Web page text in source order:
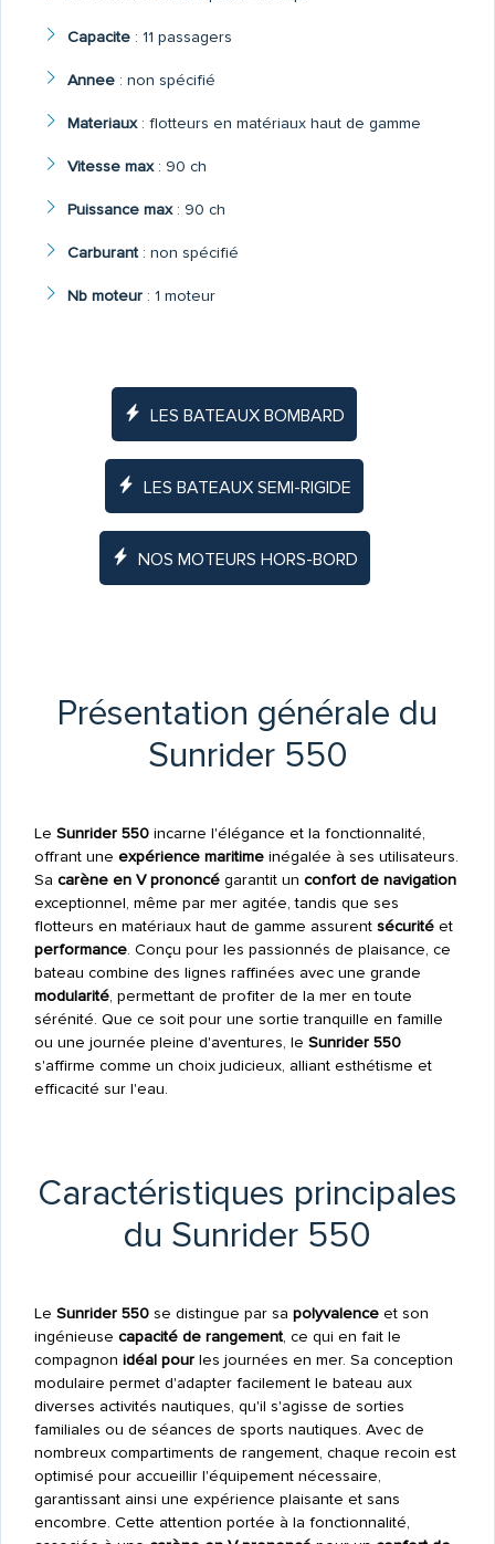
Capacite: 11 passagers
Annee: non spécifié
Materiaux: flotteurs en matériaux haut de gamme
Vitesse max: 90 ch
Puissance max: 90 ch
Carburant: non spécifié
Nb moteur: 1 moteur
LES BATEAUX BOMBARD
LES BATEAUX SEMI-RIGIDE
NOS MOTEURS HORS-BORD
Présentation générale du
Sunrider 550
Le Sunrider 550incarne l'élégance et la fonctionnalité,
offrant une expérience maritimeinégalée à ses utilisateurs.
Sa carène en V prononcégarantit un confort de navigation
exceptionnel, même par mer agitée, tandis que ses
flotteurs en matériaux haut de gamme assurent sécuritéet
performance. Conçu pour les passionnés de plaisance, ce
bateau combine des lignes raffinées avec une grande
modularité, permettant de profiter de la mer en toute
sérénité. Que ce soit pour une sortie tranquille en famille
ou une journée pleine d'aventures, le Sunrider 550
s'affirme comme un choix judicieux, alliant esthétisme et
efficacité sur l'eau.
Caractéristiques principales
du Sunrider 550
Le Sunrider 550se distingue par sa polyvalenceet son
ingénieuse capacité de rangement, ce qui en fait le
compagnon idéal pourles journées en mer. Sa conception
modulaire permet d'adapter facilement le bateau aux
diverses activités nautiques, qu'il s'agisse de sorties
familiales ou de séances de sports nautiques. Avec de
nombreux compartiments de rangement, chaque recoin est
optimisé pour accueillir l'équipement nécessaire,
garantissant ainsi une expérience plaisante et sans
encombre. Cette attention portée à la fonctionnalité,